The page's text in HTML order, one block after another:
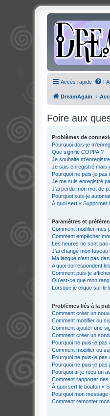
Accès rapide
DreamAgain
Foire aux
Problèmes de
Pourquoi dois-je
Que signifie COPPA ?
Je souhaite
Je suis enregistré mais
Pourquoi ne puis-je pas
Je me suis enregistré
J’ai perdu mon mot de
Pourquoi suis-je
À quoi sert « Supprimer
Paramètres et
Comment modifier mes
Comment empêcher
Les heures ne sont pas
J’ai changé mon
Ma langue n’est pas
A quoi correspondent
Comment puis-je
Qu’est-ce que mon
Lorsque je clique sur le
Problèmes liés à la
Comment créer un
Comment modifier ou
Comment ajouter une
Comment créer un
Pourquoi ne puis-je pas
Comment modifier ou
Pourquoi ne puis-je
Pourquoi ne puis-je
Pourquoi ai-je reçu un
Comment rapporter
À quoi sert le bouton «
Pourquoi mon message
Comment remonter